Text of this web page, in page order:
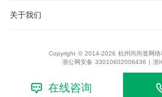
关于我们
Copyright © 2014-2026 杭州尚尚签网络
浙公网安备 33010602006436
浙
在线咨询